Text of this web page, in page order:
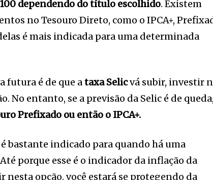
of
be part
address on our website or click
we respect your privacy and
is safe with us.
I've read and
boxed” manual_count_instagram=”32111″ instagram=”#”
primary-font_global”
dependendo do título escolhido. Existem
no Tesouro Direto, como o IPCA+,
é mais indicada para uma determinada
futura é de que ataxa Selicvá subir, investir
No entanto, se a previsão da Selic é de queda,
Prefixado ou então o IPCA+.
é bastante indicado para quando há uma
porque esse é o indicador da inflação da
nesta opção, você estará se protegendo da